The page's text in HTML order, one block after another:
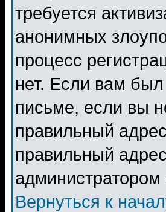
требуется
анонимных
процесс
нет. Если вам
письме, если вы
правильный
правильный
Вернуться к